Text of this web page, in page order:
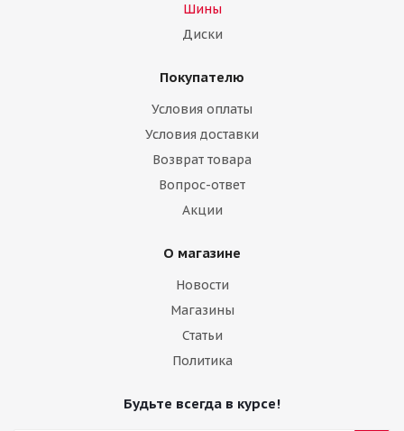
Шины
Диски
Покупателю
Условия оплаты
Условия доставки
Возврат товара
Вопрос-ответ
Акции
О магазине
Новости
Магазины
Статьи
Политика
Будьте всегда в курсе!